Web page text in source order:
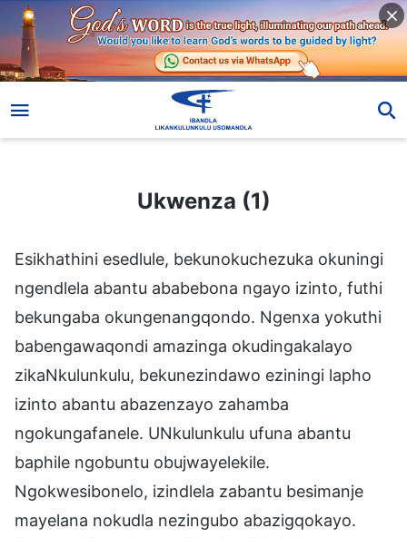
Ukwenza (1)
Esikhathini esedlule, bekunokuchezuka okuningi
ngendlela abantu ababebona ngayo izinto, futhi
bekungaba okungenangqondo. Ngenxa yokuthi
babengawaqondi amazinga okudingakalayo
zikaNkulunkulu, bekunezindawo eziningi lapho
izinto abantu abazenzayo zahamba
ngokungafanele. UNkulunkulu ufuna abantu
baphile ngobuntu obujwayelekile.
Ngokwesibonelo, izindlela zabantu besimanje
mayelana nokudla nezingubo abazigqokayo.